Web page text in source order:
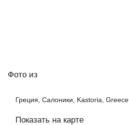
Фото из
Греция, Салоники, Kastoria, Greece
Показать на карте